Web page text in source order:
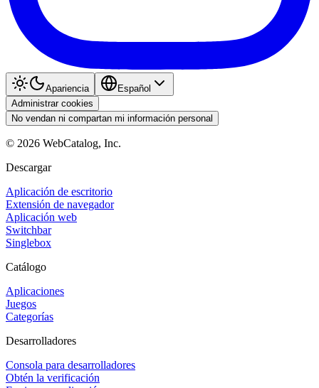
Apariencia
Español
Administrar cookies
No vendan ni compartan mi información personal
© 2026 WebCatalog, Inc.
Descargar
Aplicación de escritorio
Extensión de navegador
Aplicación web
Switchbar
Singlebox
Catálogo
Aplicaciones
Juegos
Categorías
Desarrolladores
Consola para desarrolladores
Obtén la verificación